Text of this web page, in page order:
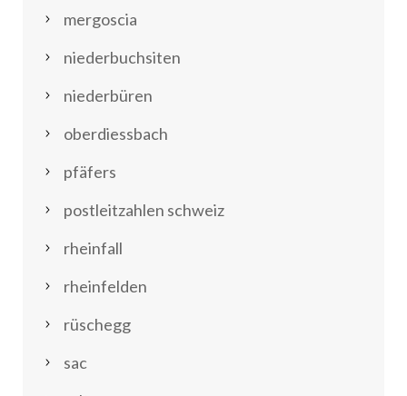
mergoscia
niederbuchsiten
niederbüren
oberdiessbach
pfäfers
postleitzahlen schweiz
rheinfall
rheinfelden
rüschegg
sac